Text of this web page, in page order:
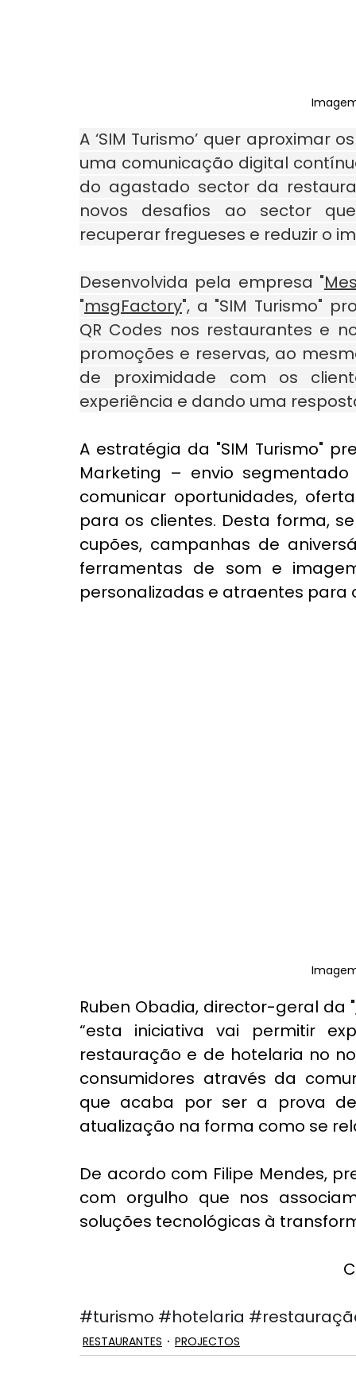
A ‘SIM Turismo’ quer aproximar
uma comunicação digital
do agastado sector da
novos desafios ao sector
recuperar fregueses e reduzir o
Desenvolvida pela empresa "
"msgFactory", a "SIM Turismo"
QR Codes nos restaurantes e
promoções e reservas, ao
de proximidade com os
experiência e dando uma
A estratégia da "SIM Turismo"
Marketing – envio
comunicar oportunidades,
para os clientes. Desta forma,
cupões, campanhas de
ferramentas de som e
personalizadas e atraentes para
Ruben Obadia, director-geral da "
“esta iniciativa vai permitir
restauração e de hotelaria no
consumidores através da
que acaba por ser a prova
atualização na forma como se
De acordo com Filipe Mendes,
com orgulho que nos
soluções tecnológicas à
#turismo #hotelaria
RESTAURANTES PROJECTOS